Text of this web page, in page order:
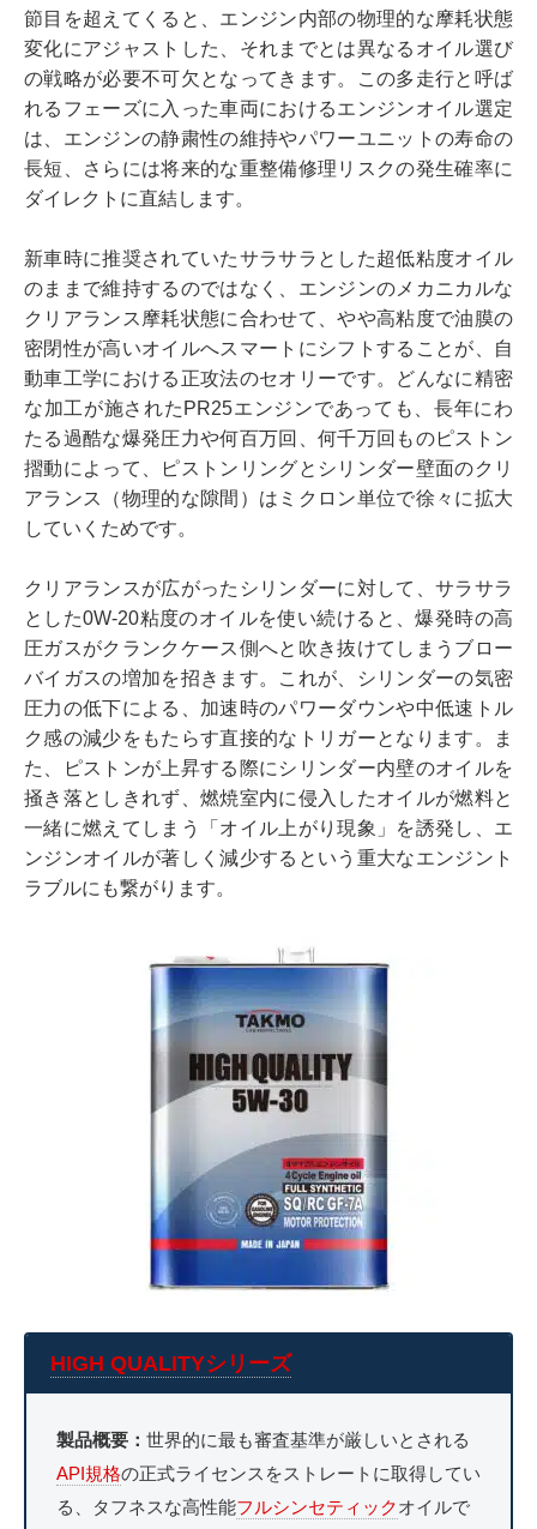
節目を超えてくると、エンジン内部の物理的な摩耗状態
変化にアジャストした、それまでとは異なるオイル選び
の戦略が必要不可欠となってきます。この多走行と呼ば
れるフェーズに入った車両におけるエンジンオイル選定
は、エンジンの静粛性の維持やパワーユニットの寿命の
長短、さらには将来的な重整備修理リスクの発生確率に
ダイレクトに直結します。
新車時に推奨されていたサラサラとした超低粘度オイル
のままで維持するのではなく、エンジンのメカニカルな
クリアランス摩耗状態に合わせて、やや高粘度で油膜の
密閉性が高いオイルへスマートにシフトすることが、自
動車工学における正攻法のセオリーです。どんなに精密
な加工が施されたPR25エンジンであっても、長年にわ
たる過酷な爆発圧力や何百万回、何千万回ものピストン
摺動によって、ピストンリングとシリンダー壁面のクリ
アランス（物理的な隙間）はミクロン単位で徐々に拡大
していくためです。
クリアランスが広がったシリンダーに対して、サラサラ
とした0W-20粘度のオイルを使い続けると、爆発時の高
圧ガスがクランクケース側へと吹き抜けてしまうブロー
バイガスの増加を招きます。これが、シリンダーの気密
圧力の低下による、加速時のパワーダウンや中低速トル
ク感の減少をもたらす直接的なトリガーとなります。ま
た、ピストンが上昇する際にシリンダー内壁のオイルを
掻き落としきれず、燃焼室内に侵入したオイルが燃料と
一緒に燃えてしまう「オイル上がり現象」を誘発し、エ
ンジンオイルが著しく減少するという重大なエンジント
ラブルにも繋がります。
HIGH QUALITYシリーズ
製品概要： 世界的に最も審査基準が厳しいとされる
API規格の正式ライセンスをストレートに取得してい
る、タフネスな高性能フルシンセティックオイルで